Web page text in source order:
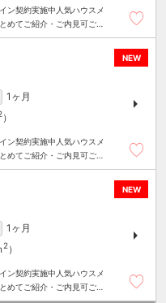
ン契約実施中人気ハウスメ
めてご紹介・ご内見可ご予
NEW
1ヶ月
）
ン契約実施中人気ハウスメ
めてご紹介・ご内見可ご予
NEW
1ヶ月
2）
ン契約実施中人気ハウスメ
めてご紹介・ご内見可ご予